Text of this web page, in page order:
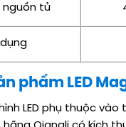
nguồn tủ
phẩm LED
LED phụ thuộc